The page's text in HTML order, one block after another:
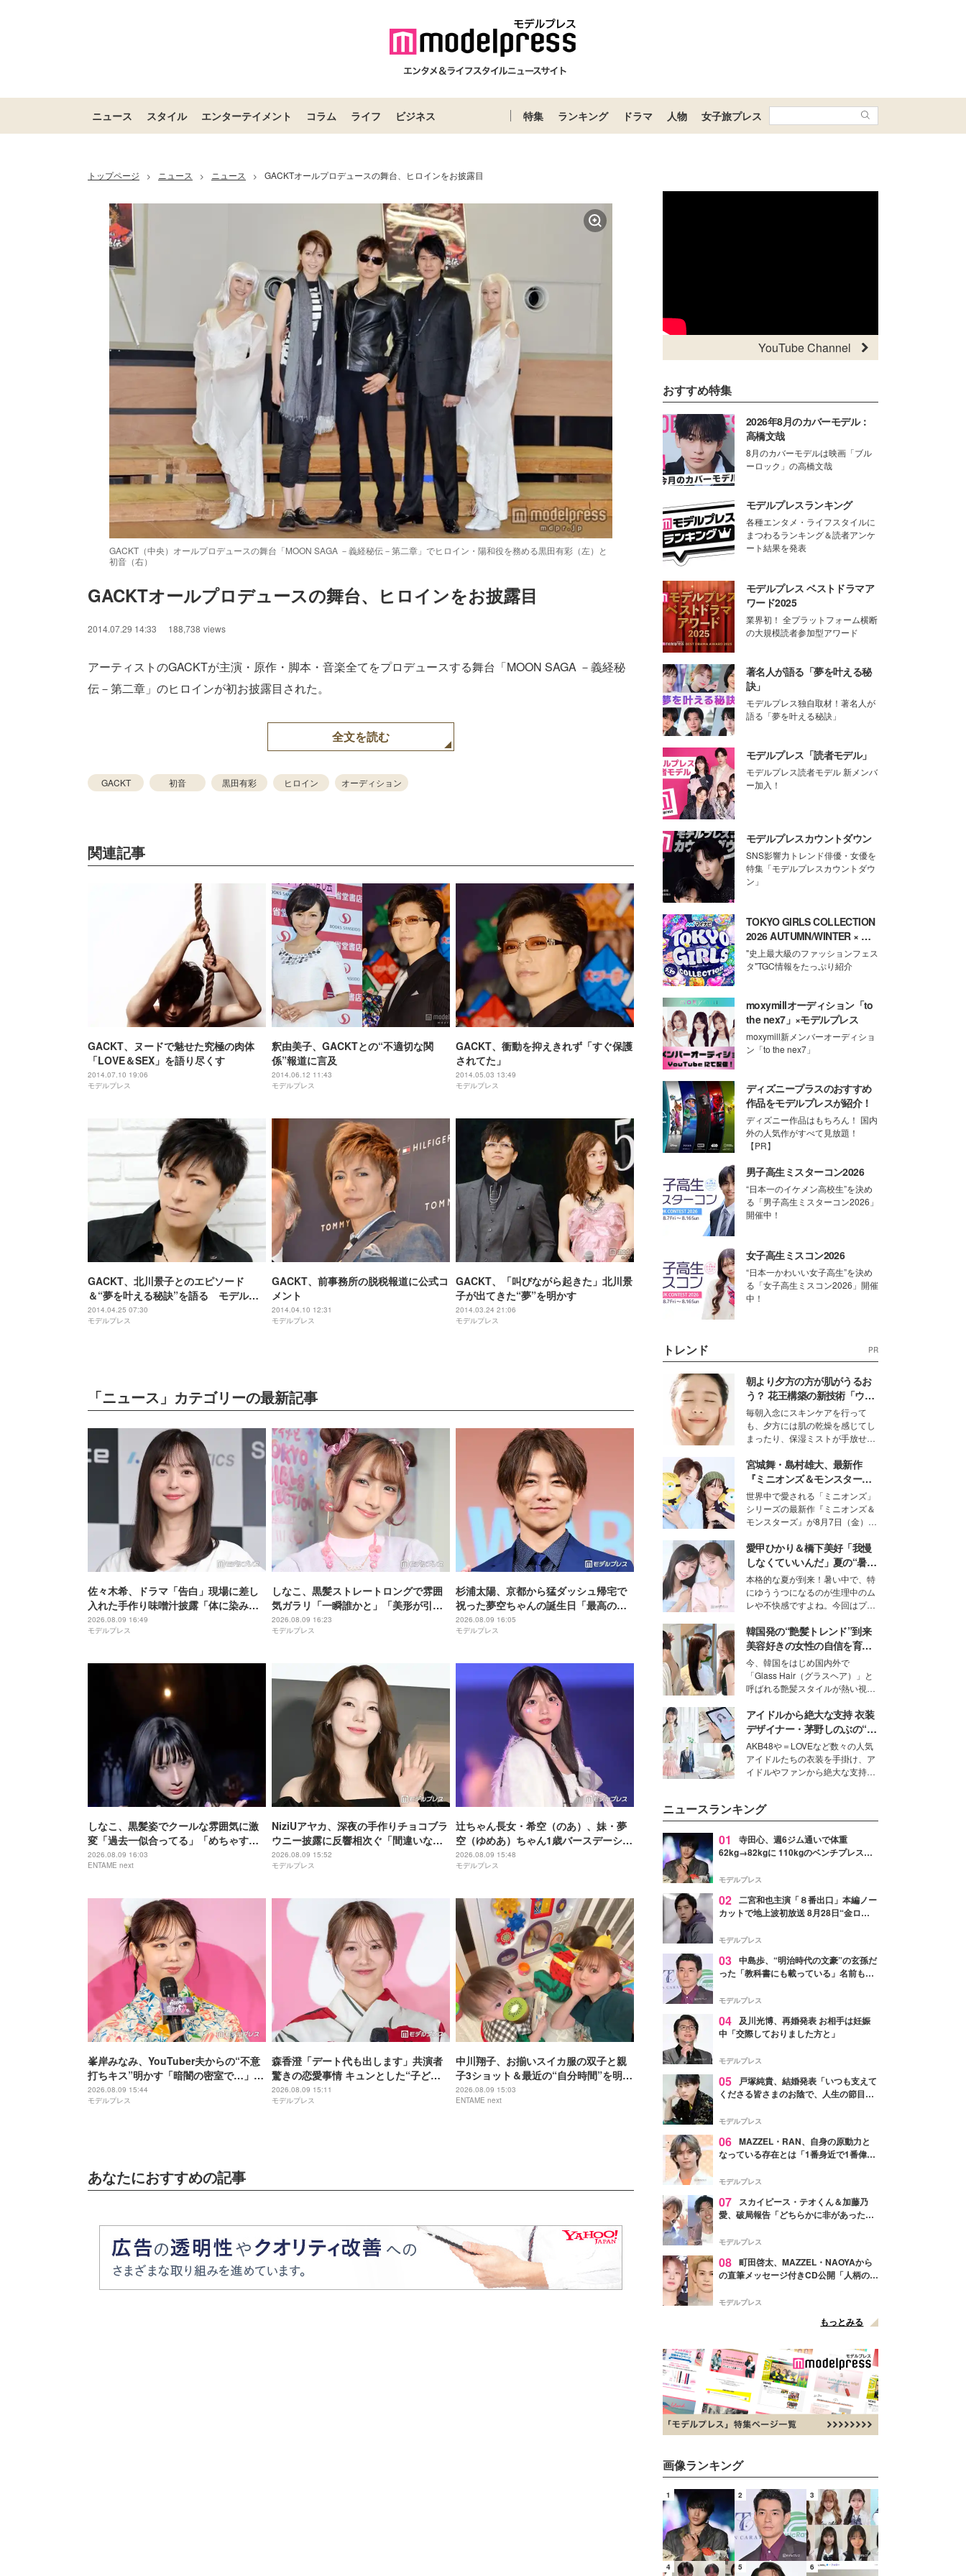
ニュース スタイル エンターテイメント コラム ライフ ビジネス 特集 ランキング ドラマ 人物 女子旅プレス
トップページ > ニュース > ニュース > GACKTオールプロデュースの舞台、ヒロインをお披露目
GACKT（中央）オールプロデュースの舞台「MOON SAGA －義経秘伝－第二章」でヒロイン・陽和役を務める黒田有彩（左）と
初音（右）
GACKTオールプロデュースの舞台、ヒロインをお披露目
2014.07.29 14:33 188,738 views
アーティストのGACKTが主演・原作・脚本・音楽全てをプロデュースする舞台「MOON SAGA －義経秘
伝－第二章」のヒロインが初お披露目された。
全文を読む
GACKT 初音 黒田有彩 ヒロイン オーディション
関連記事
GACKT、ヌードで魅せた究極の肉体
「LOVE＆SEX」を語り尽くす
2014.07.10 19:06
モデルプレス
釈由美子、GACKTとの“不適切な関
係”報道に言及
2014.06.12 11:43
モデルプレス
GACKT、衝動を抑えきれず「すぐ保護
されてた」
2014.05.03 13:49
モデルプレス
GACKT、北川景子とのエピソード
＆“夢を叶える秘訣”を語る モデルプ
レスインタビュー
2014.04.25 07:30
モデルプレス
GACKT、前事務所の脱税報道に公式コ
メント
2014.04.10 12:31
モデルプレス
GACKT、「叫びながら起きた」北川景
子が出てきた“夢”を明かす
2014.03.24 21:06
モデルプレス
「ニュース」カテゴリーの最新記事
佐々木希、ドラマ「告白」現場に差し
入れた手作り味噌汁披露「体に染み渡
るやつ」「夏に最適」の声
2026.08.09 16:49
モデルプレス
しなこ、黒髪ストレートロングで雰囲
気ガラリ「一瞬誰かと」「美形が引き
立つ」と絶賛の声相次ぐ
2026.08.09 16:23
モデルプレス
杉浦太陽、京都から猛ダッシュ帰宅で
祝った夢空ちゃんの誕生日「最高のパ
パ」「家族愛にほっこり」と反響
2026.08.09 16:05
モデルプレス
しなこ、黒髪姿でクールな雰囲気に激
変「過去一似合ってる」「めちゃす
き」と反響
2026.08.09 16:03
ENTAME next
NiziUアヤカ、深夜の手作りチョコブラ
ウニー披露に反響相次ぐ「間違いなく
美味しいやつ」「ラッピングまで可愛
い」
2026.08.09 15:52
モデルプレス
辻ちゃん長女・希空（のあ）、妹・夢
空（ゆめあ）ちゃん1歳バースデーショ
ット公開「愛があふれてる」「最高の
姉妹」と反響
2026.08.09 15:48
モデルプレス
峯岸みなみ、YouTuber夫からの“不意
打ちキス”明かす「暗闇の密室で…」
「久しぶりに夫にドキッと」
2026.08.09 15:44
モデルプレス
森香澄「デート代も出します」共演者
驚きの恋愛事情 キュンとした“子ども
扱い”エピソードも告白「ドキッとしま
すよね」
2026.08.09 15:11
モデルプレス
中川翔子、お揃いスイカ服の双子と親
子3ショット＆最近の“自分時間”を明か
す
2026.08.09 15:03
ENTAME next
あなたにおすすめの記事
YouTube Channel
おすすめ特集
2026年8月のカバーモデル：
高橋文哉
8月のカバーモデルは映画「ブル
ーロック」の高橋文哉
モデルプレスランキング
各種エンタメ・ライフスタイルに
まつわるランキング＆読者アンケ
ート結果を発表
モデルプレス ベストドラマア
ワード2025
業界初！ 全プラットフォーム横断
の大規模読者参加型アワード
著名人が語る「夢を叶える秘
訣」
モデルプレス独自取材！著名人が
語る「夢を叶える秘訣」
モデルプレス「読者モデル」
モデルプレス読者モデル 新メンバ
ー加入！
モデルプレスカウントダウン
SNS影響力トレンド俳優・女優を
特集「モデルプレスカウントダウ
ン」
TOKYO GIRLS COLLECTION
2026 AUTUMN/WINTER × モ
デルプレス
"史上最大級のファッションフェス
タ"TGC情報をたっぷり紹介
moxymillオーディション「to
the nex7」×モデルプレス
moxymill新メンバーオーディショ
ン「to the nex7」
ディズニープラスのおすすめ
作品をモデルプレスが紹介！
ディズニー作品はもちろん！ 国内
外の人気作がすべて見放題！
【PR】
男子高生ミスターコン2026
“日本一のイケメン高校生”を決め
る「男子高生ミスターコン2026」
開催中！
女子高生ミスコン2026
“日本一かわいい女子高生”を決め
る「女子高生ミスコン2026」開催
中！
トレンド PR
朝より夕方の方が肌がうるお
う？ 花王構築の新技術「ウォ
ーターキャプチャリングスキ
ン（捕水肌）」がスキンケア
の常識を変える予感
毎朝入念にスキンケアを行って
も、夕方には肌の乾燥を感じてし
まったり、保湿ミストが手放せな
な美容の常識を大きく変える可能
性を秘めた、革新的な「Water
Capturing Skin（ウォーターキャ
プチャリングスキン：捕水肌）」
技術を、花王が構築した。
宮城舞・島村雄大、最新作
『ミニオンズ＆モンスター
ズ』の魅力熱弁 ハチャメチャ
だけじゃない“友情と絆”に感
動
世界中で愛される「ミニオンズ」
シリーズの最新作『ミニオンズ＆
モンスターズ』が8月7日（金）に
ニオン好き”という共通点を持つモ
デルの宮城舞と島村雄大の特別対
談をお届け！それぞれの視点か
ら、今作ならではの魅力や予想外
の感動をもたらす奥深いストーリ
ーについて熱く語り合ってもらっ
た。
愛甲ひかり＆橋下美好「我慢
しなくていいんだ」夏の“暑さ
対策”の新しい選択肢とは？
本格的な夏が到来！暑い中で、特
にゆううつになるのが生理中のム
レや不快感ですよね。今回はプラ
モデル・愛甲ひかりさんと橋下美
好さんを迎えて本音で女子会トー
ク。猛暑のお出かけを快適に過ご
すヒントや、2人が感動した夏の
生理の新常識にも迫りました。
韓国発の“艶髪トレンド”到来
美容好きの女性の自信を育む
「ヘアケア事情」って？
今、韓国をはじめ国内外で
「Glass Hair（グラスヘア）」と
呼ばれる艶髪スタイルが熱い視線
ションの完成度を高めるベースと
して、“髪そのものの美しさ”に改
めて注目する人が増えている様
子。今回は、そんな憧れの艶やか
な髪を日常で叶える、美容好きの
女性たちのヘアケア事情を紹介し
アイドルから絶大な支持 衣装
デザイナー・茅野しのぶの“可
愛い”を作る美学＜「シチズン
クロスシー」インタビュー＞
AKB48や＝LOVEなど数々の人気
アイドルたちの衣装を手掛け、ア
イドルやファンから絶大な支持を
ター・茅野しのぶ。一人ひとりの
個性に寄り添い、魅力を引き出す
衣装作りは、多くの女性たちに勇
気と自信を与え続けている。
ニュースランキング
01
寺田心、週6ジム通いで体重
62kg→82kgに 110kgのベンチプレス持
「かっこいい」と反響
モデルプレス
02 二宮和也主演「８番出口」本編ノー
カットで地上波初放送 8月28日“金ロ
モデルプレス
03 中島歩、“明治時代の文豪”の玄孫だ
った「教科書にも載っている」名前も先
モデルプレス
04 及川光博、再婚発表 お相手は妊娠
中「交際しておりました方と」
モデルプレス
05
戸塚純貴、結婚発表「いつも支えて
くださる皆さまのお陰で、人生の節目を
す」【全文】
モデルプレス
06 MAZZEL・RAN、自身の原動力と
なっている存在とは「1番身近で1番偉大
モデルプレス
07
スカイピース・テオくん＆加藤乃
愛、破局報告「どちらかに非があったわ
モデルプレス
08 町田啓太、MAZZEL・NAOYAから
の直筆メッセージ付きCD公開「人柄の良
モデルプレス
もっとみる
画像ランキング
1 2 3
4 5 6